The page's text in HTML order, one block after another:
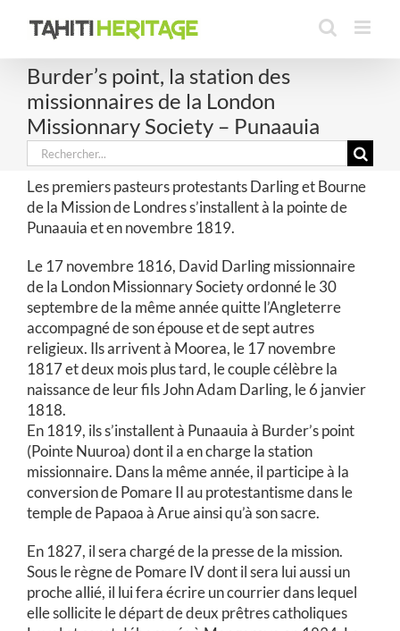
Burder’s point, la station des
missionnaires de la London
Missionnary Society – Punaauia
Rechercher:
Les premiers pasteurs protestants Darling et Bourne
de la Mission de Londres s’installent à la pointe de
Punaauia et en novembre 1819.
Le 17 novembre 1816, David Darling missionnaire
de la London Missionnary Society ordonné le 30
septembre de la même année quitte l’Angleterre
accompagné de son épouse et de sept autres
religieux. Ils arrivent à Moorea, le 17 novembre
1817 et deux mois plus tard, le couple célèbre la
naissance de leur fils John Adam Darling, le 6 janvier
1818.
En 1819, ils s’installent à Punaauia à Burder’s point
(Pointe Nuuroa) dont il a en charge la station
missionnaire. Dans la même année, il participe à la
conversion de Pomare II au protestantisme dans le
temple de Papaoa à Arue ainsi qu’à son sacre.
En 1827, il sera chargé de la presse de la mission.
Sous le règne de Pomare IV dont il sera lui aussi un
proche allié, il lui fera écrire un courrier dans lequel
elle sollicite le départ de deux prêtres catholiques